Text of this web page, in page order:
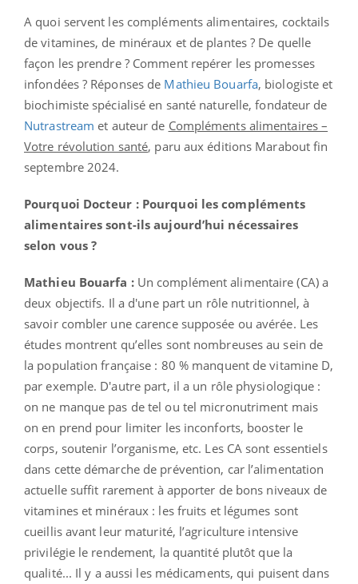
A quoi servent les compléments alimentaires, cocktails
de vitamines, de minéraux et de plantes ? De quelle
façon les prendre ? Comment repérer les promesses
infondées ? Réponses de Mathieu Bouarfa, biologiste et
biochimiste spécialisé en santé naturelle, fondateur de
Nutrastream et auteur de Compléments alimentaires –
Votre révolution santé, paru aux éditions Marabout fin
septembre 2024.
Pourquoi Docteur : Pourquoi les compléments
alimentaires sont-ils aujourd’hui nécessaires
selon vous ?
Mathieu Bouarfa :Un complément alimentaire (CA) a
deux objectifs. Il a d'une part un rôle nutritionnel, à
savoir combler une carence supposée ou avérée. Les
études montrent qu’elles sont nombreuses au sein de
la population française : 80 % manquent de vitamine D,
par exemple. D'autre part, il a un rôle physiologique :
on ne manque pas de tel ou tel micronutriment mais
on en prend pour limiter les inconforts, booster le
corps, soutenir l’organisme, etc. Les CA sont essentiels
dans cette démarche de prévention, car l’alimentation
actuelle suffit rarement à apporter de bons niveaux de
vitamines et minéraux : les fruits et légumes sont
cueillis avant leur maturité, l’agriculture intensive
privilégie le rendement, la quantité plutôt que la
qualité... Il y a aussi les médicaments, qui puisent dans